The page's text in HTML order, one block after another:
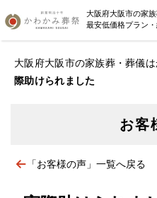
大阪府大阪市の家
最安低価格プラン
大阪府大阪市の家族葬・葬儀
際助けられました
お客
「お客様の声」一覧へ戻る